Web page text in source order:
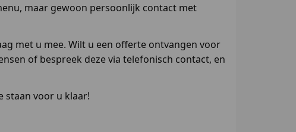
maar gewoon persoonlijk contact met
met u mee. Wilt u een offerte ontvangen voor
of bespreek deze via telefonisch contact, en
staan voor u klaar!